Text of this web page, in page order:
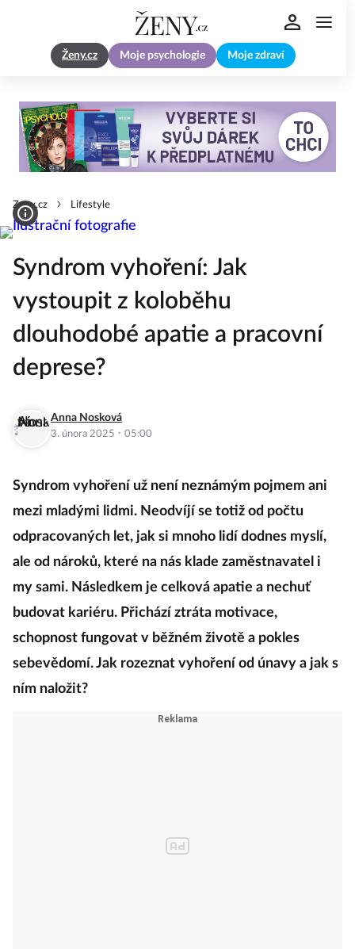
Ženy.cz Moje psychologie Moje zdraví
Zeny.cz Lifestyle
Syndrom vyhoření: Jak
vystoupit z koloběhu
dlouhodobé apatie a pracovní
deprese?
Anna Nosková
3. února 2025 · 05:00
Syndrom vyhoření už není neznámým pojmem ani
mezi mladými lidmi. Neodvíjí se totiž od počtu
odpracovaných let, jak si mnoho lidí dodnes myslí,
ale od nároků, které na nás klade zaměstnavatel i
my sami. Následkem je celková apatie a nechuť
budovat kariéru. Přichází ztráta motivace,
schopnost fungovat v běžném životě a pokles
sebevědomí. Jak rozeznat vyhoření od únavy a jak s
ním naložit?